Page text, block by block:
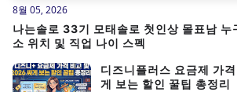
나는솔로 33기 모태솔로 첫인상 몰표남 누
소 위치 및 직업 나이 스펙
8월 05, 2026
디즈니플러스 요금제 가
게 보는 할인 꿀팁 총정리